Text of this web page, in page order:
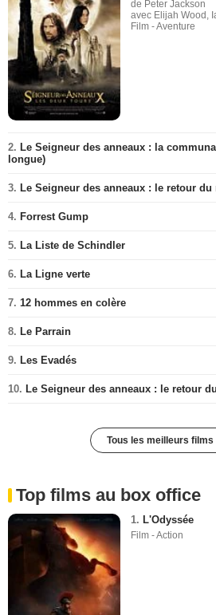
de Peter Jackson
avec Elijah Wood,
Film - Aventure
2. Le Seigneur des anneaux : la
longue)
3. Le Seigneur des anneaux : le retour
4. Forrest Gump
5. La Liste de Schindler
6. La Ligne verte
7. 12 hommes en colère
8. Le Parrain
9. Les Evadés
10. Le Seigneur des anneaux : le retour
Tous les meilleurs films
Top films au box office
1. L'Odyssée
Film - Action